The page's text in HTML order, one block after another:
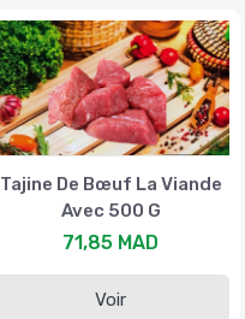
Tajine De Bœuf La Viande
Avec 500 G
71,85 MAD
Voir